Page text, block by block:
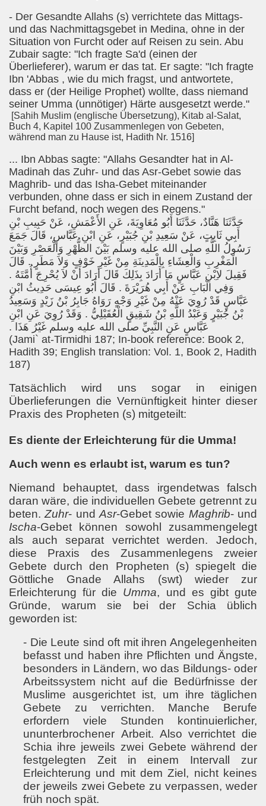
- Der Gesandte Allahs (s) verrichtete das Mittags-
und das Nachmittagsgebet in Medina, ohne in der
Situation von Furcht oder auf Reisen zu sein. Abu
Zubair sagte: "Ich fragte Sa'd (einen der
Überlieferer), warum er das tat. Er sagte: "Ich fragte
Ibn 'Abbas , wie du mich fragst, und antwortete,
dass er (der Heilige Prophet) wollte, dass niemand
seiner Umma (unnötiger) Härte ausgesetzt werde."
[Sahih Muslim (englische Übersetzung), Kitab al-Salat,
Buch 4, Kapitel 100 Zusammenlegen von Gebeten,
während man zu Hause ist, Hadith Nr. 1516]
... Ibn Abbas sagte: "Allahs Gesandter hat in Al-
Madinah das Zuhr- und das Asr-Gebet sowie das
Maghrib- und das Isha-Gebet miteinander
verbunden, ohne dass er sich in einem Zustand der
Furcht befand, noch wegen des Regens."
حَدَّثَنَا هَنَّادٌ، حَدَّثَنَا أَبُو مُعَاوِيَةَ، عَنِ الأَعْمَشِ، عَنْ حَبِيبِ بْنِ
أَبِي ثَابِتٍ، عَنْ سَعِيدِ بْنِ جُبَيْرٍ، عَنِ ابْنِ عَبَّاسٍ، قَالَ جَمَعَ
رَسُولُ اللَّهِ صلى الله عليه وسلم بَيْنَ الظُّهْرِ وَالْعَصْرِ وَبَيْنَ
الْمَغْرِبِ وَالْعِشَاءِ بِالْمَدِينَةِ مِنْ غَيْرِ خَوْفٍ وَلاَ مَطَرٍ ‏.‏ قَالَ
فَقِيلَ لاِبْنِ عَبَّاسٍ مَا أَرَادَ بِذَلِكَ قَالَ أَرَادَ أَنْ لاَ يُحْرِجَ أُمَّتَهُ ‏.‏
وَفِي الْبَابِ عَنْ أَبِي هُرَيْرَةَ ‏.‏ قَالَ أَبُو عِيسَى حَدِيثُ ابْنِ
عَبَّاسٍ قَدْ رُوِيَ عَنْهُ مِنْ غَيْرِ وَجْهٍ رَوَاهُ جَابِرُ بْنُ زَيْدٍ وَسَعِيدُ
بْنُ جُبَيْرٍ وَعَبْدُ اللَّهِ بْنُ شَقِيقٍ الْعُقَيْلِيُّ ‏.‏ وَقَدْ رُوِيَ عَنِ ابْنِ
عَبَّاسٍ عَنِ النَّبِيِّ صلى الله عليه وسلم غَيْرُ هَذَا ‏.‏
(Jami` at-Tirmidhi 187; In-book reference: Book 2,
Hadith 39; English translation: Vol. 1, Book 2, Hadith
187)
Tatsächlich wird uns sogar in einigen
Überlieferungen die Vernünftigkeit hinter dieser
Praxis des Propheten (s) mitgeteilt:
Es diente der Erleichterung für die Umma!
Auch wenn es erlaubt ist, warum es tun?
Niemand behauptet, dass irgendetwas falsch
daran wäre, die individuellen Gebete getrennt zu
beten.Zuhr- undAsr-Gebet sowie Maghrib- und
Ischa-Gebet können sowohl zusammengelegt
als auch separat verrichtet werden. Jedoch,
diese Praxis des Zusammenlegens zweier
Gebete durch den Propheten (s) spiegelt die
Göttliche Gnade Allahs (swt) wieder zur
Erleichterung für die Umma, und es gibt gute
Gründe, warum sie bei der Schia üblich
geworden ist:
- Die Leute sind oft mit ihren Angelegenheiten
befasst und haben ihre Pflichten und Ängste,
besonders in Ländern, wo das Bildungs- oder
Arbeitssystem nicht auf die Bedürfnisse der
Muslime ausgerichtet ist, um ihre täglichen
Gebete zu verrichten. Manche Berufe
erfordern viele Stunden kontinuierlicher,
ununterbrochener Arbeit. Also verrichtet die
Schia ihre jeweils zwei Gebete während der
festgelegten Zeit in einem Intervall zur
Erleichterung und mit dem Ziel, nicht keines
der jeweils zwei Gebete zu verpassen, weder
früh noch spät.